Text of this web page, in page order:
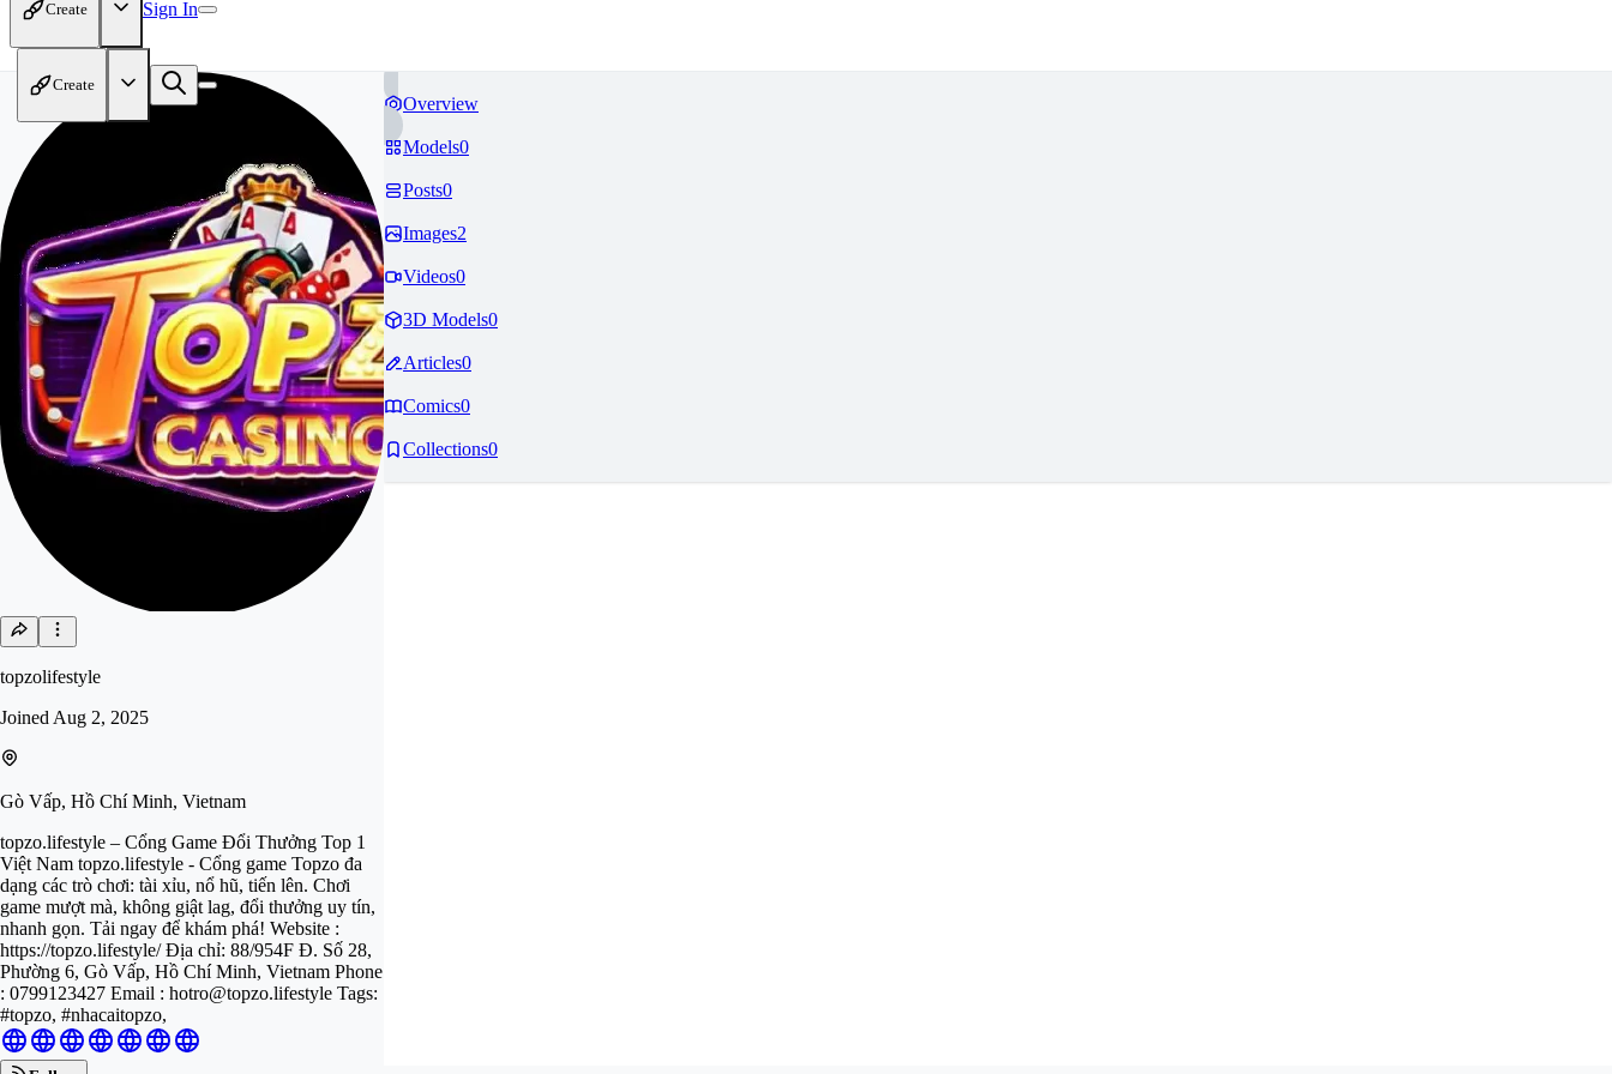
Create Sign In
Create
topzolifestyle
Joined Aug 2, 2025
Gò Vấp, Hồ Chí Minh, Vietnam
topzo.lifestyle – Cổng Game Đổi Thưởng Top 1
Việt Nam topzo.lifestyle - Cổng game Topzo đa
dạng các trò chơi: tài xỉu, nổ hũ, tiến lên. Chơi
game mượt mà, không giật lag, đổi thưởng uy tín,
nhanh gọn. Tải ngay để khám phá! Website :
https://topzo.lifestyle/ Địa chỉ: 88/954F Đ. Số 28,
Phường 6, Gò Vấp, Hồ Chí Minh, Vietnam Phone
: 0799123427 Email : hotro@topzo.lifestyle Tags:
#topzo, #nhacaitopzo,
Overview
Models0
Posts0
Images2
Videos0
3D Models0
Articles0
Comics0
Collections0